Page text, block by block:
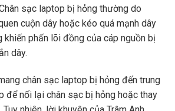
sạc laptop bị hỏng thường do
cuộn dây hoặc kéo quá mạnh dây
phấn lõi đồng của cáp nguồn bị
dây.
chân sạc laptop bị hỏng đến trung
để nối lại chân sạc bị hỏng hoặc thay